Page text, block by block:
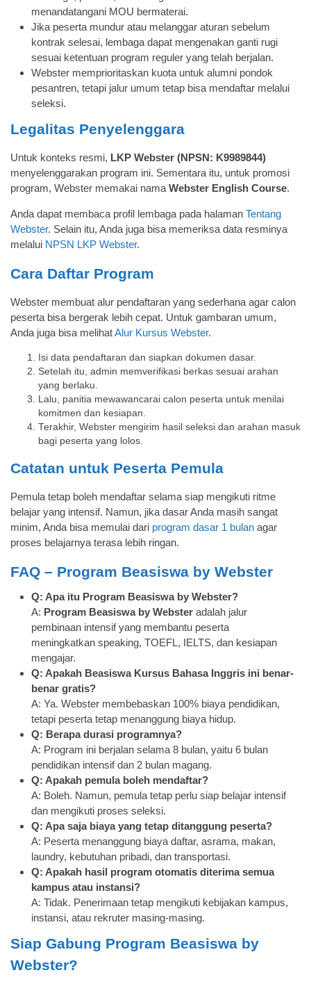
menandatangani MOU bermaterai.
Jika peserta mundur atau melanggar aturan sebelum
kontrak selesai, lembaga dapat mengenakan ganti rugi
sesuai ketentuan program reguler yang telah berjalan.
Webster memprioritaskan kuota untuk alumni pondok
pesantren, tetapi jalur umum tetap bisa mendaftar melalui
seleksi.
Legalitas Penyelenggara
Untuk konteks resmi, LKP Webster (NPSN: K9989844)
menyelenggarakan program ini. Sementara itu, untuk promosi
program, Webster memakai nama Webster English Course.
Anda dapat membaca profil lembaga pada halaman Tentang
Webster. Selain itu, Anda juga bisa memeriksa data resminya
melalui NPSN LKP Webster.
Cara Daftar Program
Webster membuat alur pendaftaran yang sederhana agar calon
peserta bisa bergerak lebih cepat. Untuk gambaran umum,
Anda juga bisa melihatAlur Kursus Webster.
Isi data pendaftaran dan siapkan dokumen dasar.
Setelah itu, admin memverifikasi berkas sesuai arahan
yang berlaku.
Lalu, panitia mewawancarai calon peserta untuk menilai
komitmen dan kesiapan.
Terakhir, Webster mengirim hasil seleksi dan arahan masuk
bagi peserta yang lolos.
Catatan untuk Peserta Pemula
Pemula tetap boleh mendaftar selama siap mengikuti ritme
belajar yang intensif. Namun, jika dasar Anda masih sangat
minim, Anda bisa memulai dari program dasar 1 bulan agar
proses belajarnya terasa lebih ringan.
FAQ – Program Beasiswa by Webster
Q: Apa itu Program Beasiswa by Webster?
A: Program Beasiswa by Webster adalah jalur
pembinaan intensif yang membantu peserta
meningkatkan speaking, TOEFL, IELTS, dan kesiapan
mengajar.
Q: Apakah Beasiswa Kursus Bahasa Inggris ini benar-
benar gratis?
A: Ya. Webster membebaskan 100% biaya pendidikan,
tetapi peserta tetap menanggung biaya hidup.
Q: Berapa durasi programnya?
A: Program ini berjalan selama 8 bulan, yaitu 6 bulan
pendidikan intensif dan 2 bulan magang.
Q: Apakah pemula boleh mendaftar?
A: Boleh. Namun, pemula tetap perlu siap belajar intensif
dan mengikuti proses seleksi.
Q: Apa saja biaya yang tetap ditanggung peserta?
A: Peserta menanggung biaya daftar, asrama, makan,
laundry, kebutuhan pribadi, dan transportasi.
Q: Apakah hasil program otomatis diterima semua
kampus atau instansi?
A: Tidak. Penerimaan tetap mengikuti kebijakan kampus,
instansi, atau rekruter masing-masing.
Siap Gabung Program Beasiswa by
Webster?